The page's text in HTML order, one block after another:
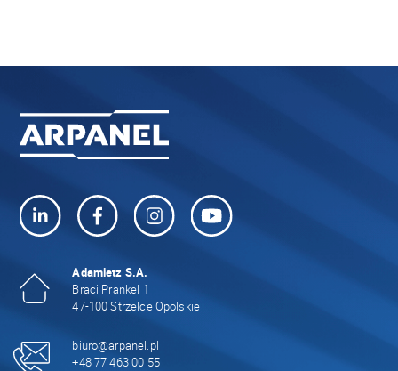
Adamietz S.A.
Braci Prankel 1
47-100 Strzelce Opolskie
biuro@arpanel.pl
+48 77 463 00 55